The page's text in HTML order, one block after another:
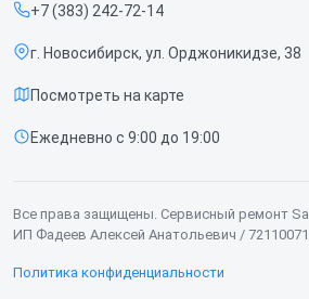
Срочный ремонт
Доставка и способы оплаты
Диагностика
Контакты
Принтеров
+7 (383) 242-72-14
г. Новосибирск, ул. Орджоникидзе, 38
Посмотреть на карте
Ежедневно с 9:00 до 19:00
Все права защищены. Сервисный ремонт
ИП Фадеев Алексей Анатольевич /
Политика конфиденциальности